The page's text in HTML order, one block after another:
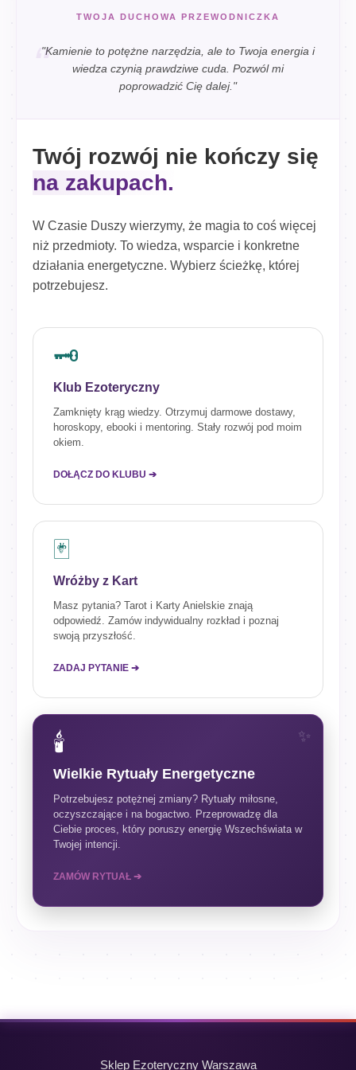
TWOJA DUCHOWA PRZEWODNICZKA
"Kamienie to potężne narzędzia, ale to Twoja energia i
wiedza czynią prawdziwe cuda. Pozwól mi
poprowadzić Cię dalej."
Twój rozwój nie kończy się
na zakupach.
W Czasie Duszy wierzymy, że magia to coś więcej
niż przedmioty. To wiedza, wsparcie i konkretne
działania energetyczne. Wybierz ścieżkę, której
potrzebujesz.
🗝️
Klub Ezoteryczny
Zamknięty krąg wiedzy. Otrzymuj darmowe dostawy,
horoskopy, ebooki i mentoring. Stały rozwój pod moim
okiem.
DOŁĄCZ DO KLUBU ➔
🃏
Wróżby z Kart
Masz pytania? Tarot i Karty Anielskie znają
odpowiedź. Zamów indywidualny rozkład i poznaj
swoją przyszłość.
ZADAJ PYTANIE ➔
🕯️
Wielkie Rytuały Energetyczne
Potrzebujesz potężnej zmiany? Rytuały miłosne,
oczyszczające i na bogactwo. Przeprowadzę dla
Ciebie proces, który poruszy energię Wszechświata w
Twojej intencji.
ZAMÓW RYTUAŁ ➔
Sklep Ezoteryczny Warszawa